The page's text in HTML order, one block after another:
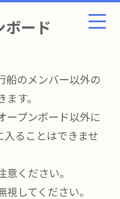
ボード
船のメンバー以外の
す。
ープンボード以外に
入ることはできませ
意ください。
してください。